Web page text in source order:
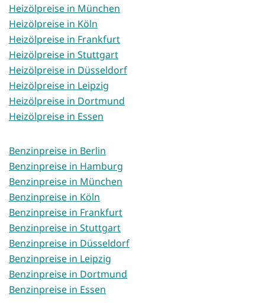
Heizölpreise in München
Heizölpreise in Köln
Heizölpreise in Frankfurt
Heizölpreise in Stuttgart
Heizölpreise in Düsseldorf
Heizölpreise in Leipzig
Heizölpreise in Dortmund
Heizölpreise in Essen
Benzinpreise in Berlin
Benzinpreise in Hamburg
Benzinpreise in München
Benzinpreise in Köln
Benzinpreise in Frankfurt
Benzinpreise in Stuttgart
Benzinpreise in Düsseldorf
Benzinpreise in Leipzig
Benzinpreise in Dortmund
Benzinpreise in Essen